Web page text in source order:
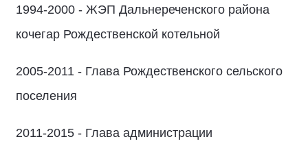
1994-2000 - ЖЭП Дальнереченского района
кочегар Рождественской котельной
2005-2011 - Глава Рождественского сельского
поселения
2011-2015 - Глава администрации